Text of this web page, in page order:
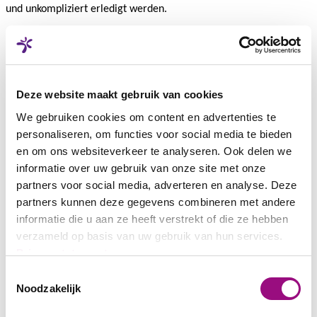
Deze website maakt gebruik van cookies
We gebruiken cookies om content en advertenties te
personaliseren, om functies voor social media te bieden
en om ons websiteverkeer te analyseren. Ook delen we
informatie over uw gebruik van onze site met onze
partners voor social media, adverteren en analyse. Deze
partners kunnen deze gegevens combineren met andere
informatie die u aan ze heeft verstrekt of die ze hebben
verzameld op basis van uw gebruik van hun services.
Privacystatement
Noodzakelijk
und unkompliziert erledigt werden.
Fronten tätig, wie das beim Einstieg in einen neuen Job normal ist.
Mein Engagement möchte ich jedoch vermehrt darauf ausrichten,
meine Einheit so zu organisieren und zu stärken, dass wir den
Anforderungen des Marktes noch effizienter begegnen können.
Kannst du ein konkretes Beispiel nennen, wo du in den ersten
100 Tagen gespürt hast: Hier macht Vebego wirklich einen
Unterschied?
Ich spüre ein starkes Bestreben von vielen Seiten, die anstehenden
Herausforderungen gemeinsam anzugehen. Dazu gehört auch,
Geschäftsleitung als auch in der Zusammenarbeit mit den
operativen Teams.